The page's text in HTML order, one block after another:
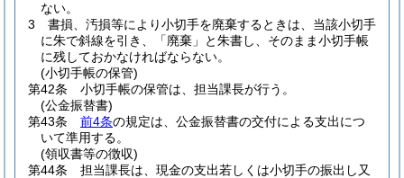
ない。
3
書損、汚損等により小切手を廃棄するときは、当該小切手
に朱で斜線を引き、「廃棄」と朱書し、そのまま小切手帳
に残しておかなければならない。
(小切手帳の保管)
第42条
小切手帳の保管は、担当課長が行う。
(公金振替書)
第43条
前4条の規定は、公金振替書の交付による支出につ
いて準用する。
(領収書等の徴収)
第44条
担当課長は、現金の支出若しくは小切手の振出し又